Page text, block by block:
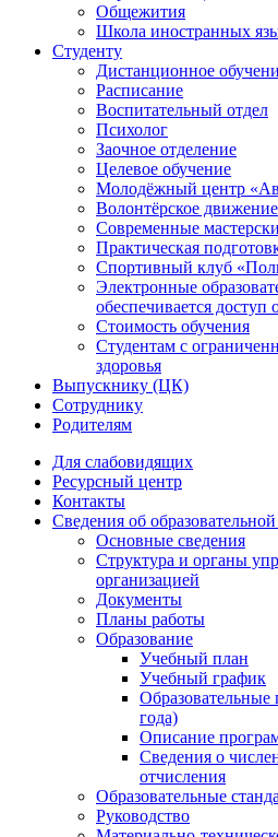
Общежития
Школа иностранных
Студенту
Дистанционное
Расписание
Воспитательный отдел
Психолог
Заочное отделение
Целевое обучение
Молодёжный центр
Волонтёрское
Современные
Практическая
Спортивный клуб
Электронные
обеспечивается
Стоимость обучения
Студентам с
здоровья
Выпускнику (ЦК)
Сотруднику
Родителям
Для слабовидящих
Ресурсный центр
Контакты
Сведения об
Основные сведения
Структура и органы
организацией
Документы
Планы работы
Образование
Учебный план
Учебный график
года)
Описание
Сведения о
отчисления
Образовательные
Руководство